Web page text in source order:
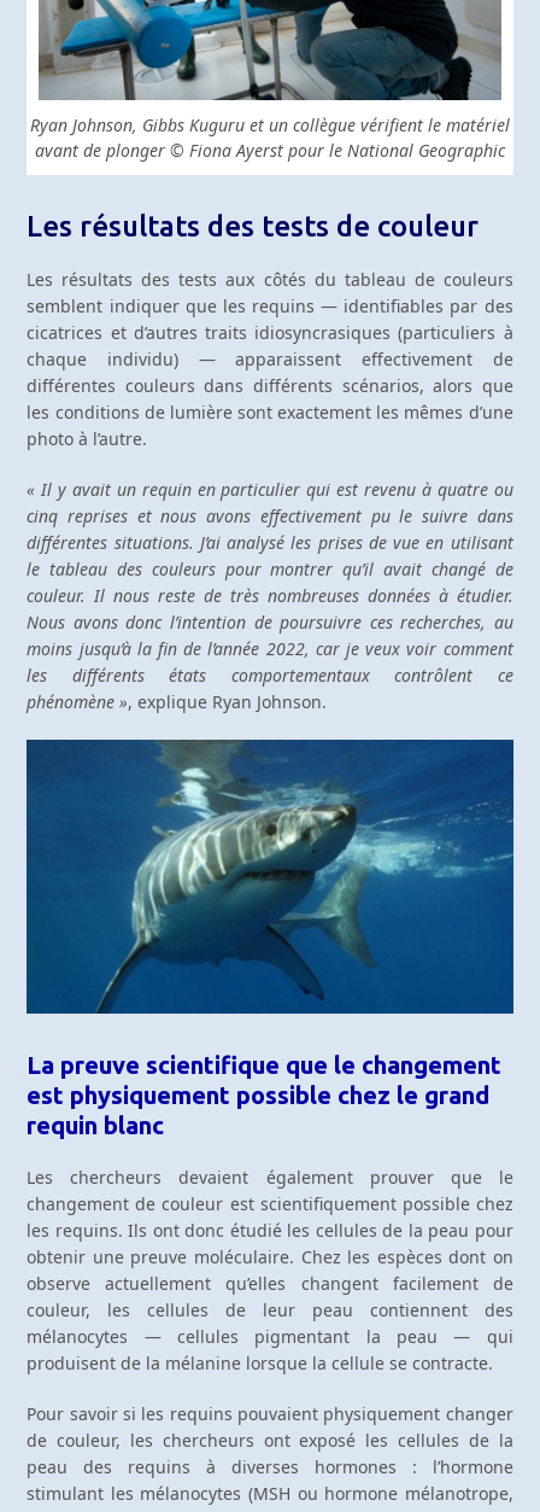
Ryan Johnson, Gibbs Kuguru et un collègue vérifient le matériel
avant de plonger © Fiona Ayerst pour le National Geographic
Les résultats des tests de couleur
Les résultats des tests aux côtés du tableau de couleurs
semblent indiquer que les requins — identifiables par des
cicatrices et d’autres traits idiosyncrasiques (particuliers à
chaque individu) — apparaissent effectivement de
différentes couleurs dans différents scénarios, alors que
les conditions de lumière sont exactement les mêmes d’une
photo à l’autre.
« Il y avait un requin en particulier qui est revenu à quatre ou
cinq reprises et nous avons effectivement pu le suivre dans
différentes situations. J’ai analysé les prises de vue en utilisant
le tableau des couleurs pour montrer qu’il avait changé de
couleur. Il nous reste de très nombreuses données à étudier.
Nous avons donc l’intention de poursuivre ces recherches, au
moins jusqu’à la fin de l’année 2022, car je veux voir comment
les différents états comportementaux contrôlent ce
phénomène », explique Ryan Johnson.
La preuve scientifique que le changement
est physiquement possible chez le grand
requin blanc
Les chercheurs devaient également prouver que le
changement de couleur est scientifiquement possible chez
les requins. Ils ont donc étudié les cellules de la peau pour
obtenir une preuve moléculaire. Chez les espèces dont on
observe actuellement qu’elles changent facilement de
couleur, les cellules de leur peau contiennent des
mélanocytes — cellules pigmentant la peau — qui
produisent de la mélanine lorsque la cellule se contracte.
Pour savoir si les requins pouvaient physiquement changer
de couleur, les chercheurs ont exposé les cellules de la
peau des requins à diverses hormones : l’hormone
stimulant les mélanocytes (MSH ou hormone mélanotrope,